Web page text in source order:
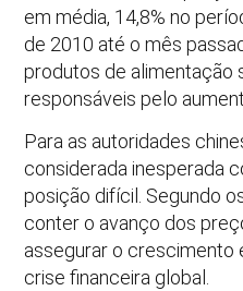
em média, 14,8% no
de 2010 até o mês
produtos de alimentação
responsáveis pelo
Para as autoridades
considerada inesperada
posição difícil. Segundo
conter o avanço dos
assegurar o crescimento
crise financeira global.